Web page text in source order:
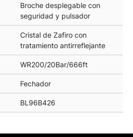
Broche desplegable con
seguridad y pulsador
Cristal de Zafiro con
tratamiento antirreflejante
WR200/20Bar/666ft
Fechador
BL96B426